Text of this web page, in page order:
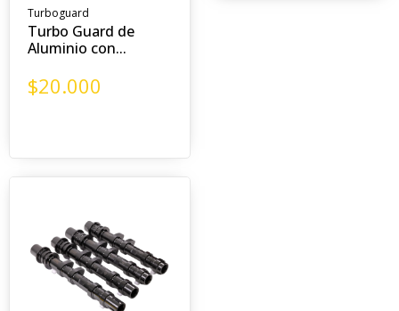
Turboguard
Turbo Guard de
Aluminio con...
$20.000